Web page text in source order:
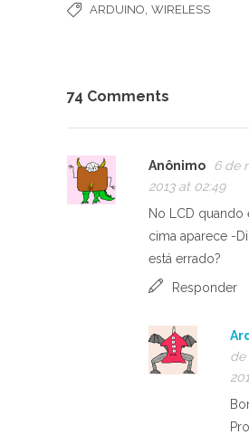
ARDUINO WIRELESS
74 Comments
Anônimo
6 de
2013 at 02:49
No LCD quando
cima aparece -
está errado?
Responder
de